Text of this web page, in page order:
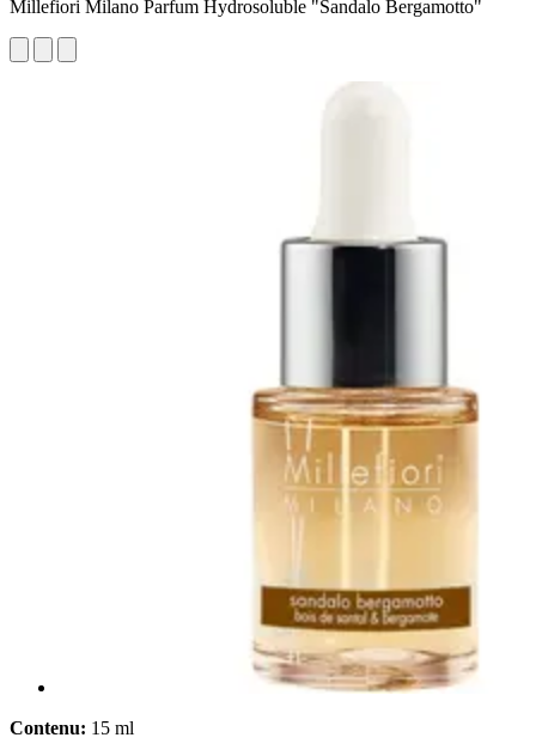
Millefiori Milano Parfum Hydrosoluble "Sandalo Bergamotto"
Contenu: 15 ml